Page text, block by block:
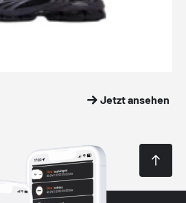
Jetzt ansehen